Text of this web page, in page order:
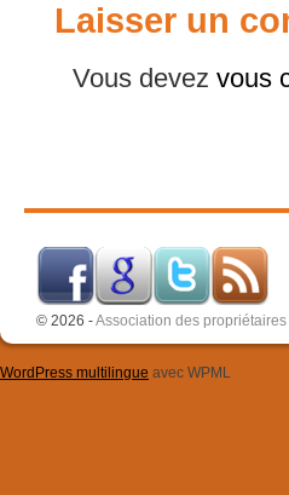
Laisser un
Vous devez vous
© 2026 -Association des
WordPress multilingue avec WPML